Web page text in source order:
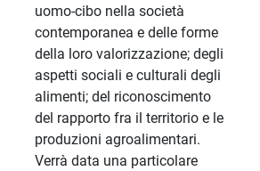
uomo-cibo nella società
contemporanea e delle forme
della loro valorizzazione; degli
aspetti sociali e culturali degli
alimenti; del riconoscimento
del rapporto fra il territorio e le
produzioni agroalimentari.
Verrà data una particolare